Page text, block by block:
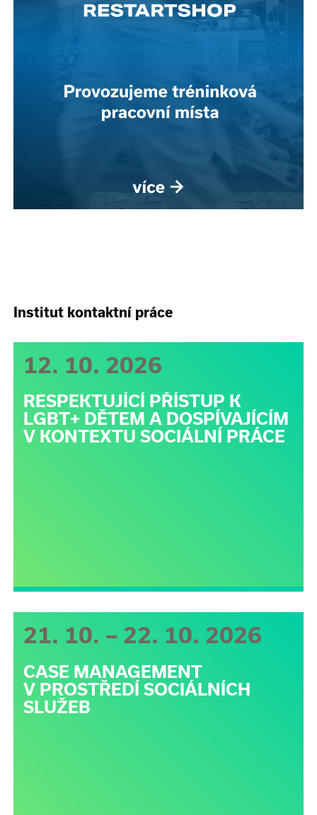
Institut kontaktní práce
12. 10. 2026
RESPEKTUJÍCÍ PŘÍSTUP K
LGBT+ DĚTEM A DOSPÍVAJÍCÍM
V KONTEXTU SOCIÁLNÍ PRÁCE
21. 10. – 22. 10. 2026
CASE MANAGEMENT
V PROSTŘEDÍ SOCIÁLNÍCH
SLUŽEB